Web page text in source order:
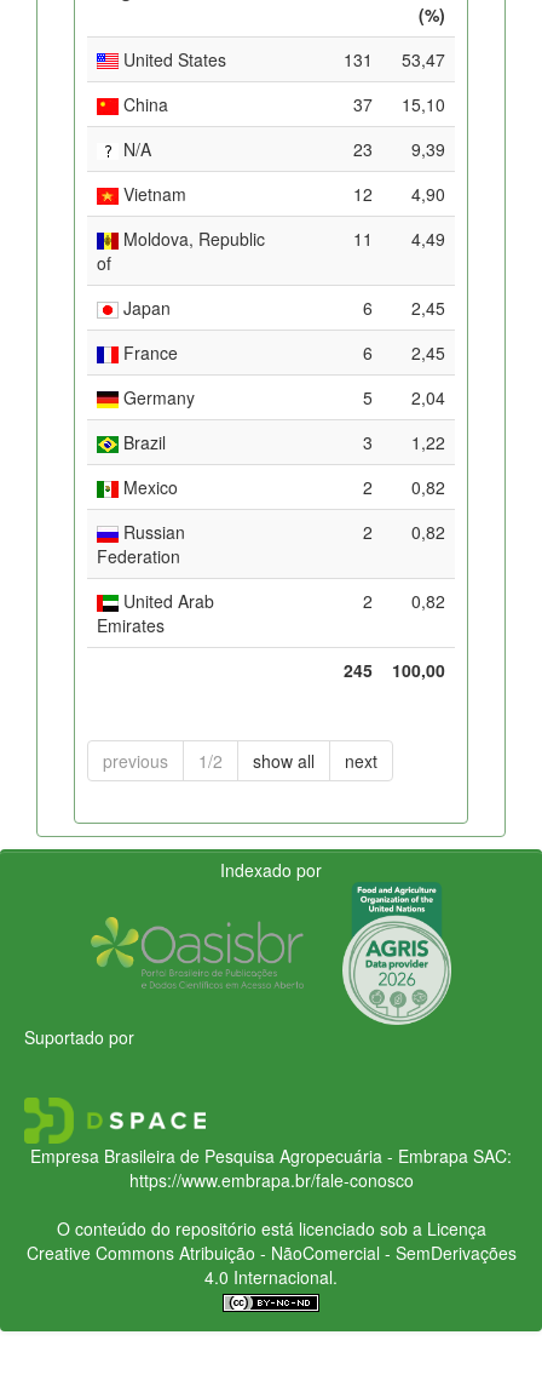
(%)
United States
131
53,47
China
37
15,10
N/A
23
9,39
Vietnam
12
4,90
Moldova, Republic
of
11 4,49
Japan 6
2,45
France
6
2,45
Germany
5
2,04
Brazil
3
1,22
Mexico
2
0,82
Russian
Federation
2 0,82
United Arab
Emirates
2 0,82
245 100,00
previous 1/2 show all next
Indexado por
Suportado por
Empresa Brasileira de Pesquisa Agropecuária - Embrapa SAC:
https://www.embrapa.br/fale-conosco
O conteúdo do repositório está licenciado sob a Licença
Creative CommonsAtribuição - NãoComercial - SemDerivações
4.0 Internacional.